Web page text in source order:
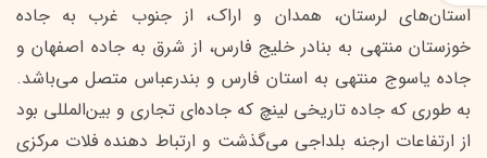
استان‌های لرستان، همدان و اراک، از جنوب غرب به جاده
خوزستان منتهی به بنادر خلیج فارس، از شرق به جاده اصفهان و
جاده یاسوج منتهی به استان فارس و بندرعباس متصل می‌باشد.
به طوری که جاده تاریخی لینچ که جاده‌ای تجاری و بین‌المللی بود
از ارتفاعات ارجنه بلداجی می‌گذشت و ارتباط دهنده فلات مرکزی